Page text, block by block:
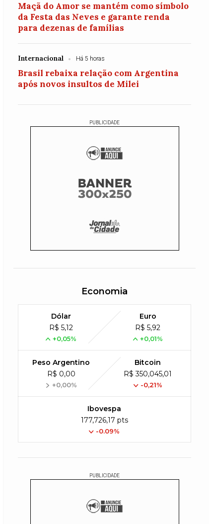
Maçã do Amor se mantém como símbolo
da Festa das Neves e garante renda
para dezenas de famílias
Internacional Há 5 horas
Brasil rebaixa relação com Argentina
após novos insultos de Milei
PUBLICIDADE
Economia
Dólar
R$ 5,12
+0,05%
Euro
R$ 5,92
+0,01%
Peso Argentino
R$ 0,00
+0,00%
Bitcoin
R$ 350,045,01
-0,21%
Ibovespa
177,726,17 pts
-0.09%
PUBLICIDADE